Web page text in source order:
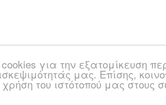
για την εξατομίκευση
μας. Επίσης,
του ιστότοπού μας